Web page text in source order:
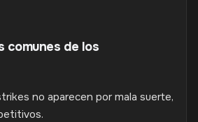
comunes de los
no aparecen por mala suerte,